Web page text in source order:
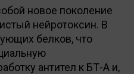
новое поколение
нейротоксин. В
белков, что
антител к БТ-А и,